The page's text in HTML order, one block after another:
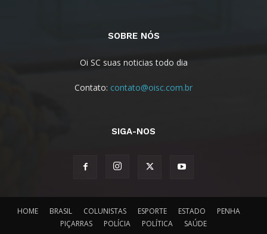
SOBRE NÓS
Oi SC suas noticias todo dia
Contato: contato@oisc.com.br
SIGA-NOS
HOME BRASIL COLUNISTAS ESPORTE ESTADO
PENHA
PIÇARRAS
POLÍCIA POLÍTICA SAÚDE